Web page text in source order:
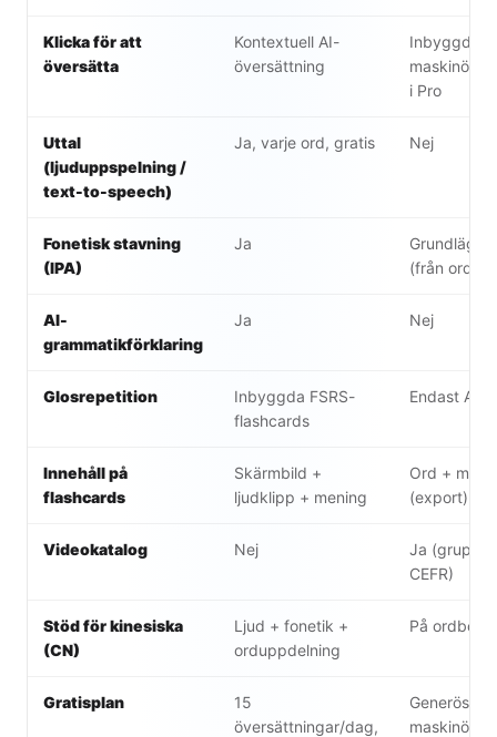
Klicka för att
översätta
Kontextuell AI-
översättning
Inbyggd
i Pro
Uttal
(ljuduppspelning /
text-to-speech)
Ja, varje ord, gratis Nej
Fonetisk stavning
(IPA)
Ja
(från
AI-
grammatikförklaring
Ja Nej
Glosrepetition
Inbyggda FSRS-
flashcards
Endast
Innehåll på
flashcards
Skärmbild +
ljudklipp + mening
Ord +
(export)
Videokatalog Nej
Ja
CEFR)
Stöd för kinesiska
(CN)
Ljud + fonetik +
orduppdelning
På
Gratisplan
15
översättningar/dag,
Generös;